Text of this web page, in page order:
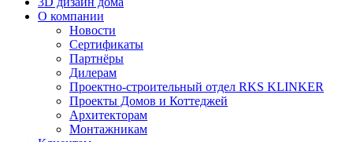
О компании
Новости
Сертификаты
Партнёры
Дилерам
Проектно-строительный отдел RKS KLINKER
Проекты Домов и Коттеджей
Архитекторам
Монтажникам